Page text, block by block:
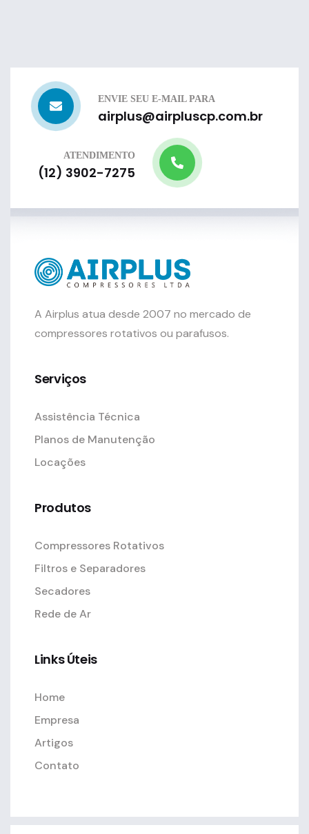
ENVIE SEU E-MAIL PARA
airplus@airpluscp.com.br
ATENDIMENTO
(12) 3902-7275
A Airplus atua desde 2007 no mercado de
compressores rotativos ou parafusos.
Serviços
Assistência Técnica
Planos de Manutenção
Locações
Produtos
Compressores Rotativos
Filtros e Separadores
Secadores
Rede de Ar
Links Úteis
Home
Empresa
Artigos
Contato